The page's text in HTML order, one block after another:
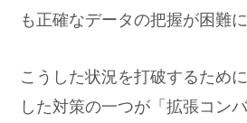
も正確なデータの把握が困難
こうした状況を打破するため
した対策の一つが「拡張コン